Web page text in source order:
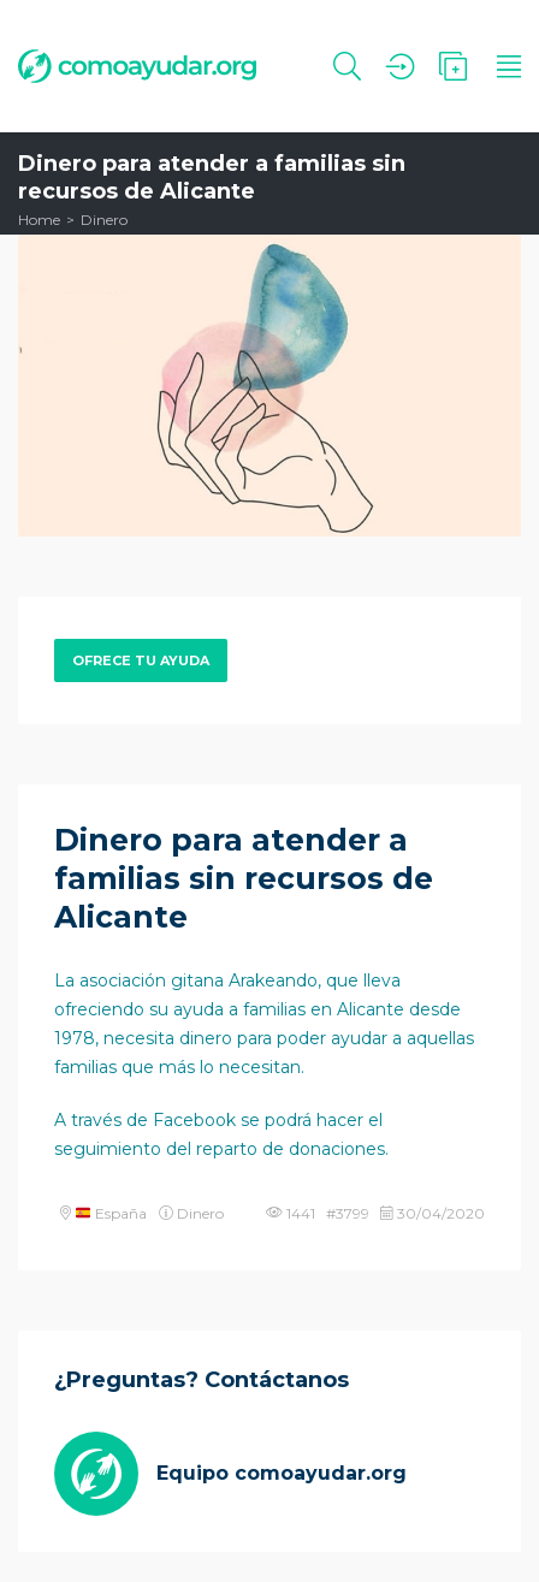
Dinero para atender a familias sin
recursos de Alicante
Home Dinero
OFRECE TU AYUDA
Dinero para atender a
familias sin recursos de
Alicante
La asociación gitana Arakeando, que lleva
ofreciendo su ayuda a familias en Alicante desde
1978, necesita dinero para poder ayudar a aquellas
familias que más lo necesitan.
A través de Facebook se podrá hacer el
seguimiento del reparto de donaciones.
España Dinero 1441 #3799 30/04/2020
¿Preguntas? Contáctanos
Equipo comoayudar.org